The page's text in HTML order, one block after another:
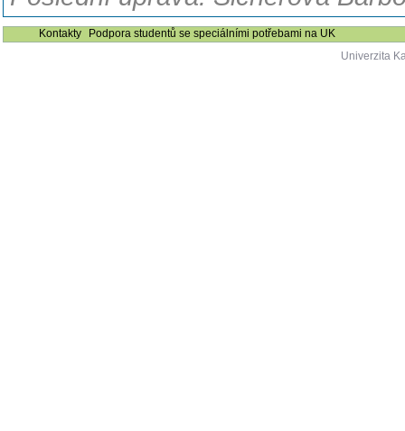
Kontakty
Podpora studentů se speciálními potřebami na UK
Univerzita